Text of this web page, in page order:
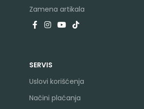
Zamena artikala
SERVIS
Uslovi korišćenja
Načini plaćanja